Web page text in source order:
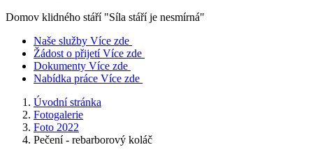
Domov klidného stáří "Síla stáří je nesmírná"
Naše služby Více zde
Žádost o přijetí Více zde
Dokumenty Více zde
Nabídka práce Více zde
Úvodní stránka
Fotogalerie
Foto 2022
Pečení - rebarborový koláč